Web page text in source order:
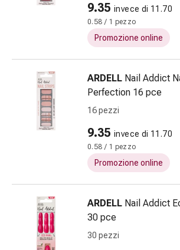
Eruzioni
cutanee
Acne
Trattamento
Bach
Gemmoterapia
Schüssler
9.35 invece di 11.70
0.58 / 1 pezzo
Promozione online
ARDELL Nail Addict
Perfection 16 pce
16 pezzi
9.35 invece di 11.70
0.58 / 1 pezzo
Promozione online
ARDELL Nail Addict
30 pce
30 pezzi